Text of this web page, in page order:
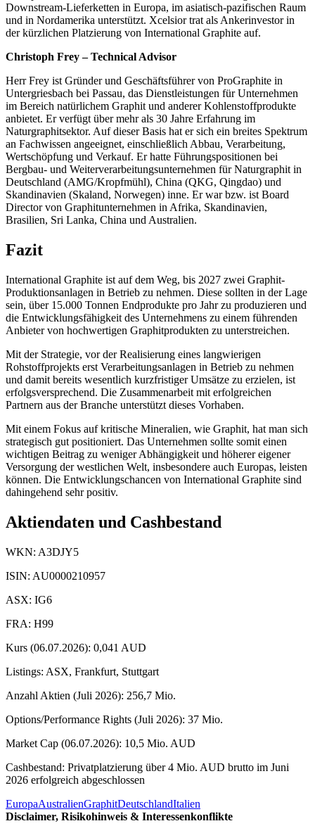
Downstream-Lieferketten in Europa, im asiatisch-pazifischen Raum
und in Nordamerika unterstützt. Xcelsior trat als Ankerinvestor in
der kürzlichen Platzierung von International Graphite auf.
Christoph Frey – Technical Advisor
Herr Frey ist Gründer und Geschäftsführer von ProGraphite in
Untergriesbach bei Passau, das Dienstleistungen für Unternehmen
im Bereich natürlichem Graphit und anderer Kohlenstoffprodukte
anbietet. Er verfügt über mehr als 30 Jahre Erfahrung im
Naturgraphitsektor. Auf dieser Basis hat er sich ein breites Spektrum
an Fachwissen angeeignet, einschließlich Abbau, Verarbeitung,
Wertschöpfung und Verkauf. Er hatte Führungspositionen bei
Bergbau- und Weiterverarbeitungsunternehmen für Naturgraphit in
Deutschland (AMG/Kropfmühl), China (QKG, Qingdao) und
Skandinavien (Skaland, Norwegen) inne. Er war bzw. ist Board
Director von Graphitunternehmen in Afrika, Skandinavien,
Brasilien, Sri Lanka, China und Australien.
Fazit
International Graphite ist auf dem Weg, bis 2027 zwei Graphit-
Produktionsanlagen in Betrieb zu nehmen. Diese sollten in der Lage
sein, über 15.000 Tonnen Endprodukte pro Jahr zu produzieren und
die Entwicklungsfähigkeit des Unternehmens zu einem führenden
Anbieter von hochwertigen Graphitprodukten zu unterstreichen.
Mit der Strategie, vor der Realisierung eines langwierigen
Rohstoffprojekts erst Verarbeitungsanlagen in Betrieb zu nehmen
und damit bereits wesentlich kurzfristiger Umsätze zu erzielen, ist
erfolgsversprechend. Die Zusammenarbeit mit erfolgreichen
Partnern aus der Branche unterstützt dieses Vorhaben.
Mit einem Fokus auf kritische Mineralien, wie Graphit, hat man sich
strategisch gut positioniert. Das Unternehmen sollte somit einen
wichtigen Beitrag zu weniger Abhängigkeit und höherer eigener
Versorgung der westlichen Welt, insbesondere auch Europas, leisten
können. Die Entwicklungschancen von International Graphite sind
dahingehend sehr positiv.
Aktiendaten und Cashbestand
WKN: A3DJY5
ISIN: AU0000210957
ASX: IG6
FRA: H99
Kurs (06.07.2026): 0,041 AUD
Listings: ASX, Frankfurt, Stuttgart
Anzahl Aktien (Juli 2026): 256,7 Mio.
Options/Performance Rights (Juli 2026): 37 Mio.
Market Cap (06.07.2026): 10,5 Mio. AUD
Cashbestand: Privatplatzierung über 4 Mio. AUD brutto im Juni
2026 erfolgreich abgeschlossen
EuropaAustralienGraphitDeutschlandItalien
Disclaimer, Risikohinweis & Interessenkonflikte